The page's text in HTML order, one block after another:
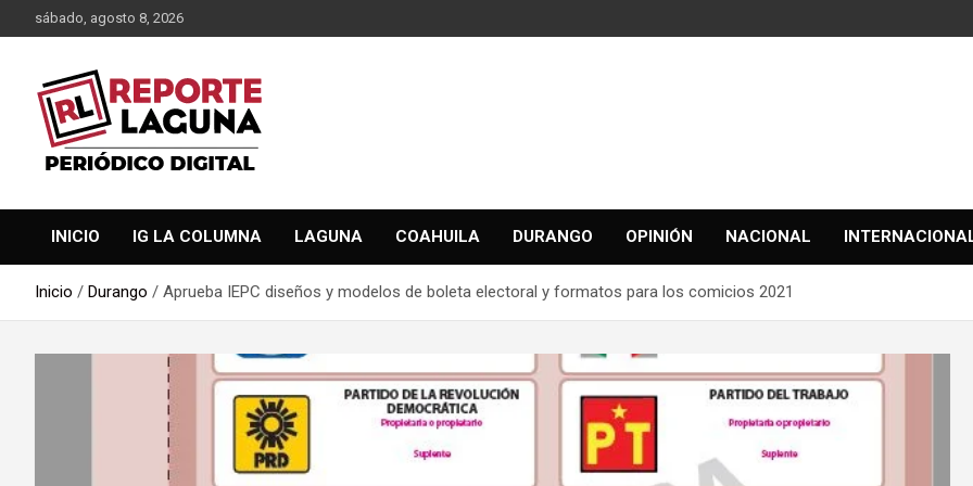
al
sábado, agosto 8, 2026
Reporte Laguna
INICIO IG LA COLUMNA LAGUNA COAHUILA DURANGO OPINIÓN NACIONAL
Inicio Durango Aprueba IEPC diseños y modelos de boleta electoral y formatos para los comicios 2021